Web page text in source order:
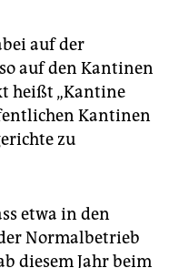
auf der
auf den Kantinen
heißt „Kantine
Kantinen
zu
etwa in den
Normalbetrieb
diesem Jahr beim